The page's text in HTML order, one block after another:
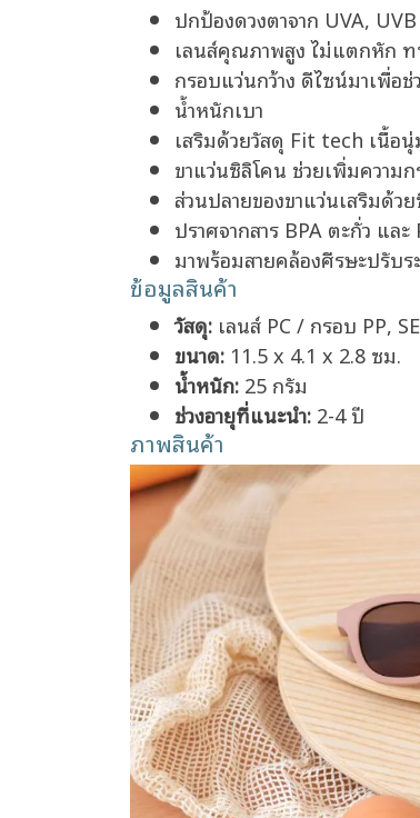
ปกป้องดวงตาจาก UVA,
เลนส์คุณภาพสูง ไม่แตกหัก
กรอบแว่นกว้าง ดีไซน์มาเพื่อ
น้ำหนักเบา
เสริมด้วยวัสดุ Fit tech เนื้
ขาแว่นซิลิโคน ช่วยเพิ่มความ
ส่วนปลายของขาแว่นเสริมด้
ปราศจากสาร BPA ตะกั่ว แ
มาพร้อมสายคล้องศีรษะปรับร
ข้อมูลสินค้า
วัสดุ: เลนส์ PC / กรอบ PP,
ขนาด: 11.5 x 4.1 x 2.8 ซม.
น้ำหนัก: 25 กรัม
ช่วงอายุที่แนะนำ: 2-4 ปี
ภาพสินค้า